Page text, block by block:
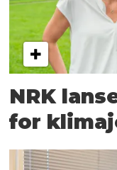
NRK
for